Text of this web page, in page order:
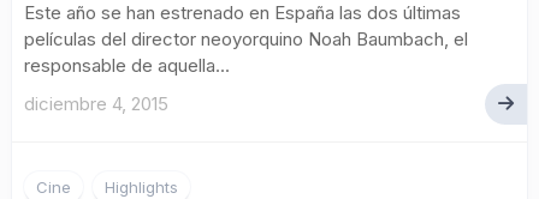
Este año se han estrenado en España las dos últimas
películas del director neoyorquino Noah Baumbach, el
responsable de aquella...
diciembre 4, 2015
Cine Highlights